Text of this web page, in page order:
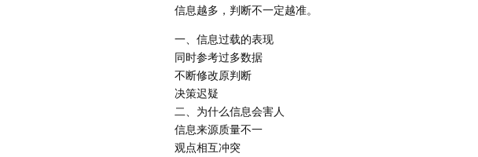
信息越多，判断不一定越准。
一、信息过载的表现
同时参考过多数据
不断修改原判断
决策迟疑
二、为什么信息会害人
信息来源质量不一
观点相互冲突